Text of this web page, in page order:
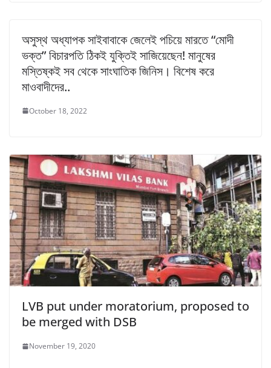
অসুস্থ অধ্যাপক সাইবাবাকে জেলেই পচিয়ে মারতে “মোদী
ভক্ত” বিচারপতি ঠিকই যুক্তিই সাজিয়েছেন! মানুষের
মস্তিষ্কই সব থেকে সাংঘাতিক জিনিস। বিশেষ করে
মাওবাদীদের..
October 18, 2022
LVB put under moratorium, proposed to
be merged with DSB
November 19, 2020